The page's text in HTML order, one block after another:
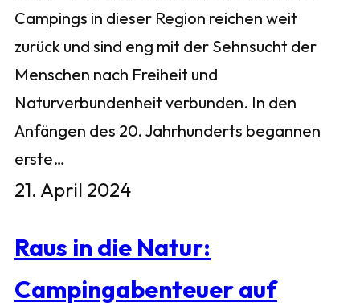
Campings in dieser Region reichen weit
zurück und sind eng mit der Sehnsucht der
Menschen nach Freiheit und
Naturverbundenheit verbunden. In den
Anfängen des 20. Jahrhunderts begannen
erste…
21. April 2024
Raus in die Natur:
Campingabenteuer auf